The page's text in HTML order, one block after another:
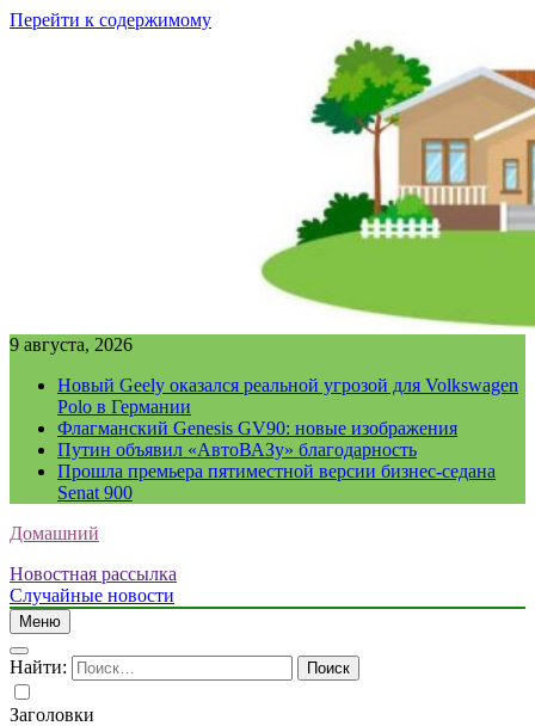
Перейти к содержимому
9 августа, 2026
Новый Geely оказался реальной угрозой для Volkswagen
Polo в Германии
Флагманский Genesis GV90: новые изображения
Путин объявил «АвтоВАЗу» благодарность
Прошла премьера пятиместной версии бизнес-седана
Senat 900
Домашний
Новостная рассылка
Случайные новости
Меню
Найти:
Заголовки